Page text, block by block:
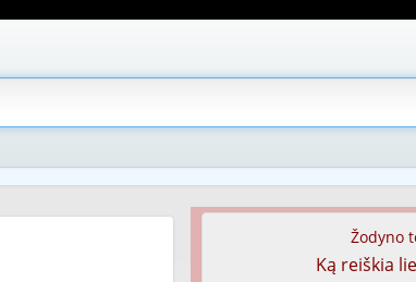
Žodyno
Ką reiškia